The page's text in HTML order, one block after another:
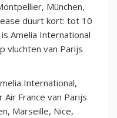
München,
duurt kort: tot 10
Amelia International
vluchten van Parijs
International,
France van Parijs
Marseille, Nice,